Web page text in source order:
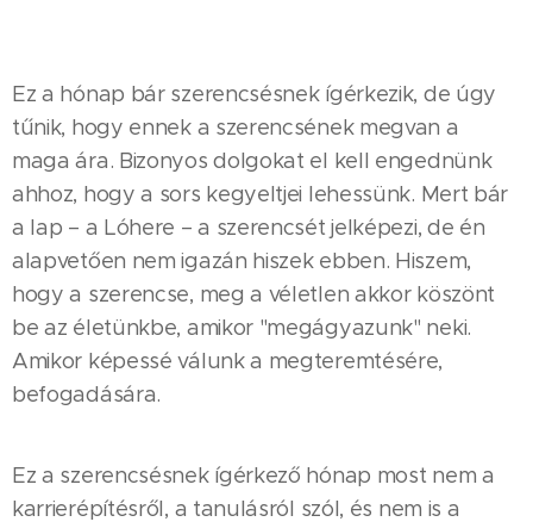
Ez a hónap bár szerencsésnek ígérkezik, de úgy
tűnik, hogy ennek a szerencsének megvan a
maga ára. Bizonyos dolgokat el kell engednünk
ahhoz, hogy a sors kegyeltjei lehessünk. Mert bár
a lap – a Lóhere – a szerencsét jelképezi, de én
alapvetően nem igazán hiszek ebben. Hiszem,
hogy a szerencse, meg a véletlen akkor köszönt
be az életünkbe, amikor "megágyazunk" neki.
Amikor képessé válunk a megteremtésére,
befogadására.
Ez a szerencsésnek ígérkező hónap most nem a
karrierépítésről, a tanulásról szól, és nem is a